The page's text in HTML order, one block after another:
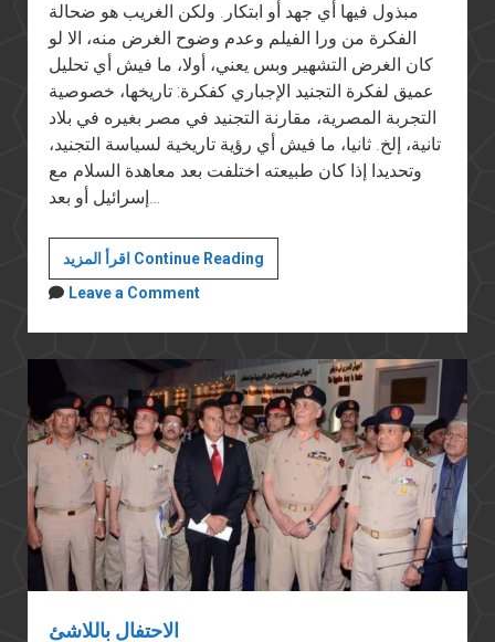
مبذول فيها أي جهد أو ابتكار. ولكن الغريب هو ضحالة
الفكرة من ورا الفيلم وعدم وضوح الغرض منه، الا لو
كان الغرض التشهير وبس يعني، أولا، ما فيش أي تحليل
عميق لفكرة التجنيد الإجباري كفكرة: تاريخها، خصوصية
التجربة المصرية، مقارنة التجنيد في مصر بغيره في بلاد
تانية، إلخ. ثانيا، ما فيش أي رؤية تاريخية لسياسة التجنيد،
وتحديدا إذا كان طبيعته اختلفت بعد معاهدة السلام مع
إسرائيل أو بعد…
اقرأ المزيد Continue Reading"فيلم
الجزيرة
Leave a Comment
الاحتفال باللاشئ